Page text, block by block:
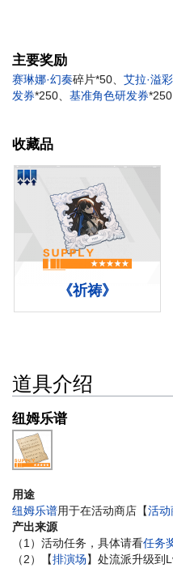
主要奖励
赛琳娜·幻奏碎片*50、 艾拉·溢彩
发券*250、 基准角色研发券*250
收藏品
《祈祷》
道具介绍
纽姆乐谱
用途
纽姆乐谱用于在活动商店【活动
产出来源
（1）活动任务，具体请看任务
（2）【排演场】处流派升级到